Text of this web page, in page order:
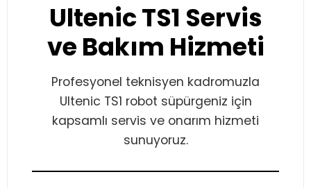
Ultenic TS1 Servis
ve Bakım Hizmeti
Profesyonel teknisyen kadromuzla
Ultenic TS1 robot süpürgeniz için
kapsamlı servis ve onarım hizmeti
sunuyoruz.